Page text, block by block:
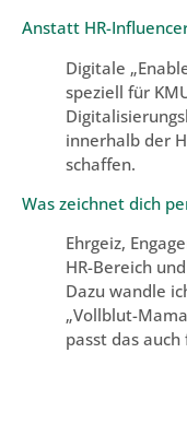
Anstatt HR-
Digitale
speziell für
innerhalb der
schaffen.
Was zeichnet dich
Ehrgeiz,
HR-Bereich
Dazu wandle
„Vollblut-
passt das auch